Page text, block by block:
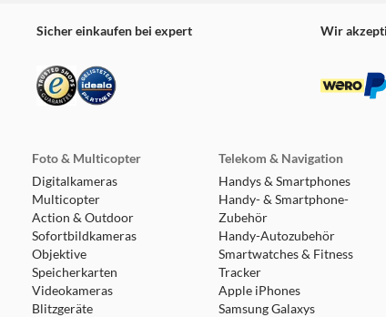
Sicher einkaufen bei expert Wir
Foto & Multicopter
Digitalkameras
Multicopter
Action & Outdoor
Sofortbildkameras
Objektive
Speicherkarten
Videokameras
Blitzgeräte
Telekom & Navigation
Handys & Smartphones
Handy- & Smartphone-
Zubehör
Handy-Autozubehör
Smartwatches & Fitness
Tracker
Apple iPhones
Samsung Galaxys